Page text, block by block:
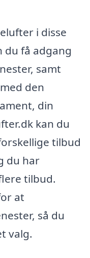
i disse
du få adgang
samt
den
din
kan du
tilbud
du har
tilbud.
at
så du
valg.